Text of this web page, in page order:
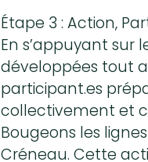
Étape 3 : Action,
En s’appuyant sur
développées tout
participant.es
collectivement et
Bougeons les
Créneau. Cette